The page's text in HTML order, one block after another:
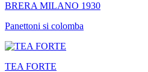
BRERA MILANO 1930
Panettoni si colomba
TEA FORTE